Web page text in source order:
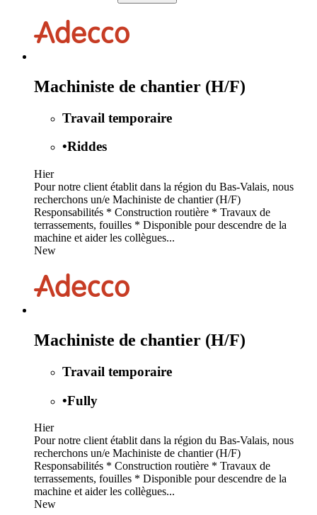
Machiniste de chantier (H/F)
Travail temporaire
•Riddes
Hier
Pour notre client établit dans la région du Bas-Valais, nous
recherchons un/e Machiniste de chantier (H/F)
Responsabilités * Construction routière * Travaux de
terrassements, fouilles * Disponible pour descendre de la
machine et aider les collègues...
New
Machiniste de chantier (H/F)
Travail temporaire
•Fully
Hier
Pour notre client établit dans la région du Bas-Valais, nous
recherchons un/e Machiniste de chantier (H/F)
Responsabilités * Construction routière * Travaux de
terrassements, fouilles * Disponible pour descendre de la
machine et aider les collègues...
New